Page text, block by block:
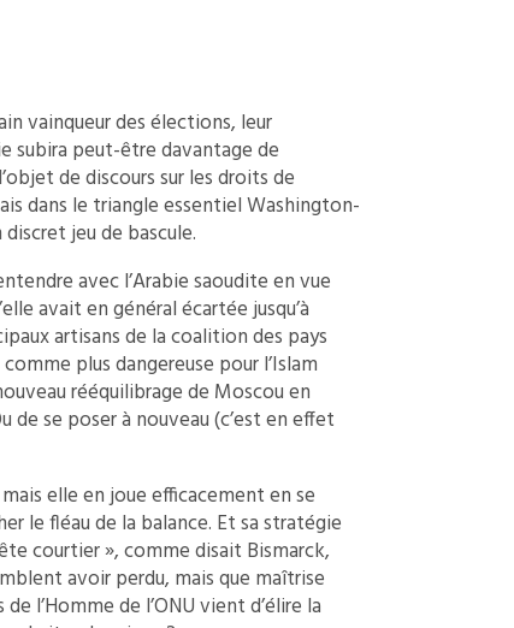
vainqueur des élections, leur
subira peut-être davantage de
de discours sur les droits de
dans le triangle essentiel Washington-
jeu de bascule.
avec l’Arabie saoudite en vue
avait en général écartée jusqu’à
artisans de la coalition des pays
plus dangereuse pour l’Islam
rééquilibrage de Moscou en
de se poser à nouveau (c’est en effet
elle en joue efficacement en se
le fléau de la balance. Et sa stratégie
courtier », comme disait Bismarck,
avoir perdu, mais que maîtrise
l’Homme de l’ONU vient d’élire la